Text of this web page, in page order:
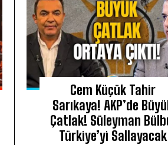
Cem Küçük Tahir
Sarıkaya! AKP’de
Çatlak! Süleyman
Türkiye’yi Sallayacak